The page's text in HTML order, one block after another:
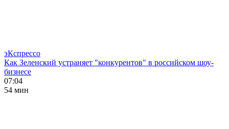
эКспрессо
Как Зеленский устраняет "конкурентов" в российском шоу-
бизнесе
07:04
54 мин